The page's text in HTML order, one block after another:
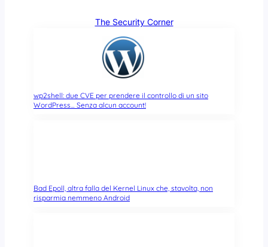
The Security Corner
wp2shell: due CVE per prendere il controllo di un sito
WordPress… Senza alcun account!
Bad Epoll, altra falla del Kernel Linux che, stavolta, non
risparmia nemmeno Android